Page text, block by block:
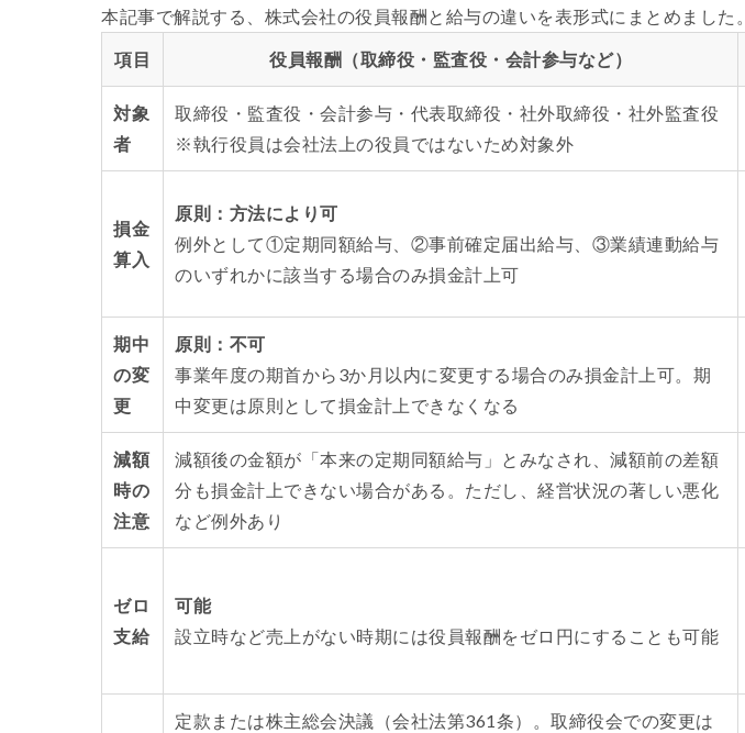
本記事で解説する、株式会社の役員報酬と給与の違いを表形式にまとめました。
項目 役員報酬（取締役・監査役・会計参与など）
対象
者
取締役・監査役・会計参与・代表取締役・社外取締役・社外監査役
※執行役員は会社法上の役員ではないため対象外
損金
算入
原則：方法により可
例外として①定期同額給与、②事前確定届出給与、③業績連動給与
のいずれかに該当する場合のみ損金計上可
期中
の変
更
原則：不可
事業年度の期首から3か月以内に変更する場合のみ損金計上可。期
中変更は原則として損金計上できなくなる
減額
時の
注意
減額後の金額が「本来の定期同額給与」とみなされ、減額前の差額
分も損金計上できない場合がある。ただし、経営状況の著しい悪化
など例外あり
ゼロ
支給
可能
設立時など売上がない時期には役員報酬をゼロ円にすることも可能
定款または株主総会決議（会社法第361条）。取締役会での変更は